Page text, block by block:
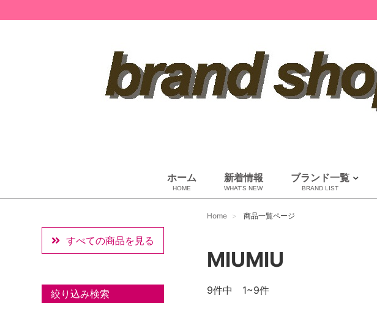
ホーム
HOME
新着情報
WHAT'S NEW
ブランド一覧
BRAND LIST
ルイヴィトン
シャネル
エルメス
全てのブランドを見る
雑貨・その他
バッグ＆ポーチ
アロマ＆フレグランス
Home 商品一覧ページ
すべての商品を見る
絞り込み検索
MIUMIU
9件中 1~9件